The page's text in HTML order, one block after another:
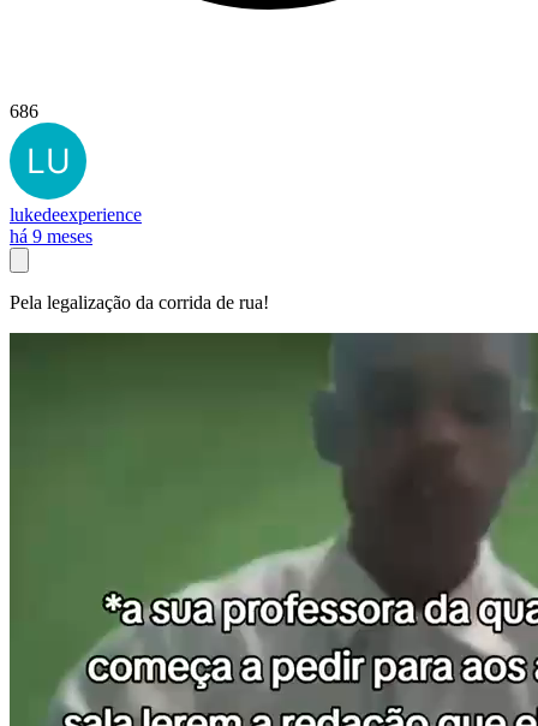
686
lukedeexperience
há 9 meses
Pela legalização da corrida de rua!